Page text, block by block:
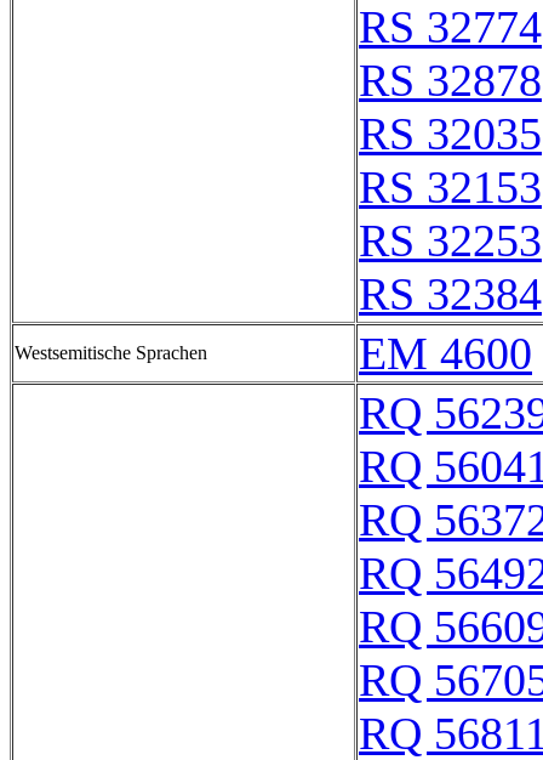
RS 32774
RS 32878
RS 32035
RS 32153
RS 32253
RS 32384
Westsemitische Sprachen
EM 4600
RQ
RQ
RQ
RQ
RQ
RQ
RQ